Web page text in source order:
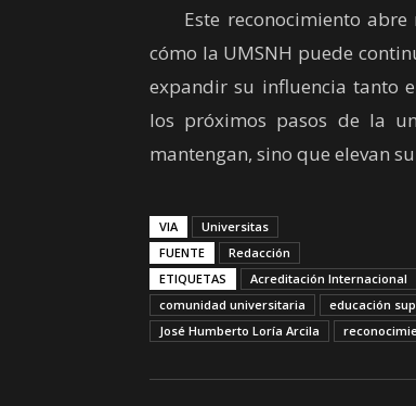
Este reconocimiento abre
cómo la UMSNH puede
expandir su influencia tanto
los próximos pasos de la
mantengan, sino que elevan
VIA
Universitas
FUENTE
Redacción
ETIQUETAS
Acreditación Internacional
comunidad universitaria
educación
José Humberto Loría Arcila